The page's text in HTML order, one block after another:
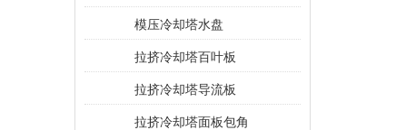
模压冷却塔水盘
拉挤冷却塔百叶板
拉挤冷却塔导流板
拉挤冷却塔面板包角